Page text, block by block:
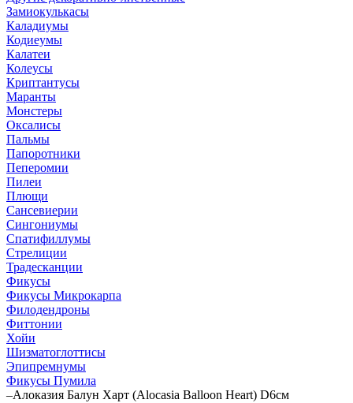
Замиокулькасы
Каладиумы
Кодиеумы
Калатеи
Колеусы
Криптантусы
Маранты
Монстеры
Оксалисы
Пальмы
Папоротники
Пеперомии
Пилеи
Плющи
Сансевиерии
Сингониумы
Спатифиллумы
Стрелиции
Традесканции
Фикусы
Фикусы Микрокарпа
Филодендроны
Фиттонии
Хойи
Шизматоглоттисы
Эпипремнумы
Фикусы Пумила
–Алоказия Балун Харт (Alocasia Balloon Heart) D6см